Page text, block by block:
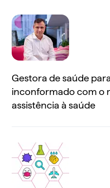
Gestora de saúde
inconformado com o
assistência à saúde